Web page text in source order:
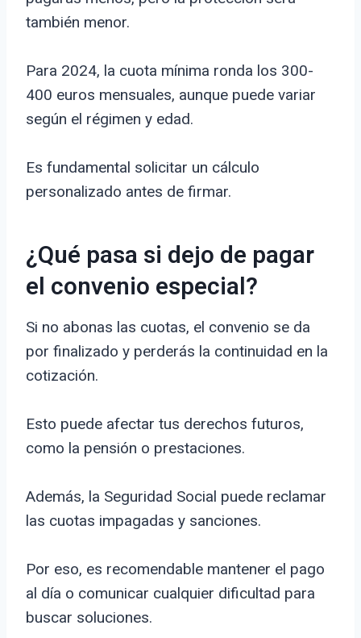
también menor.
Para 2024, la cuota mínima ronda los 300-
400 euros mensuales, aunque puede variar
según el régimen y edad.
Es fundamental solicitar un cálculo
personalizado antes de firmar.
¿Qué pasa si dejo de pagar
el convenio especial?
Si no abonas las cuotas, el convenio se da
por finalizado y perderás la continuidad en la
cotización.
Esto puede afectar tus derechos futuros,
como la pensión o prestaciones.
Además, la Seguridad Social puede reclamar
las cuotas impagadas y sanciones.
Por eso, es recomendable mantener el pago
al día o comunicar cualquier dificultad para
buscar soluciones.